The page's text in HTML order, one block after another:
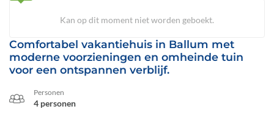
Comfortabel vakantiehuis in Ballum met
moderne voorzieningen en omheinde tuin
voor een ontspannen verblijf.
Personen
4 personen
Kan op dit moment niet worden geboekt.